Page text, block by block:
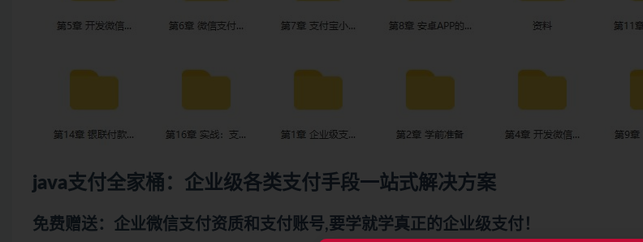
java支付全家桶：企业级各类支付手段一站式解决方案
免费赠送：企业微信支付资质和支付账号,要学就学真正的企业级支付！